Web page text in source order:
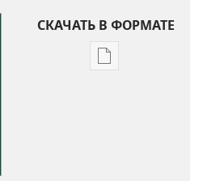
СКАЧАТЬ В ФОРМАТЕ
Варианты